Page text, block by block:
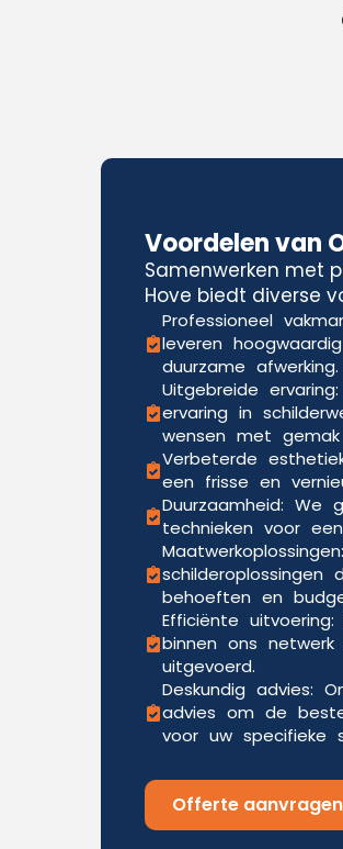
Voordelen van
Samenwerken met
Hove biedt diverse
Professioneel
leveren
duurzame afwerking.
Uitgebreide
ervaring in
wensen met gemak
Verbeterde
een frisse en
Duurzaamheid: We
technieken voor
behoeften en
Efficiënte
binnen ons
uitgevoerd.
Deskundig advies:
advies om de
voor uw specifieke
Offerte aanvragen